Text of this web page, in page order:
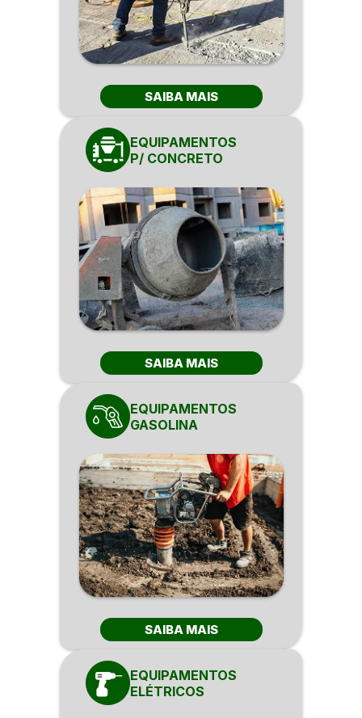
SAIBA MAIS
EQUIPAMENTOS
P/ CONCRETO
SAIBA MAIS
EQUIPAMENTOS
GASOLINA
SAIBA MAIS
EQUIPAMENTOS
ELÉTRICOS